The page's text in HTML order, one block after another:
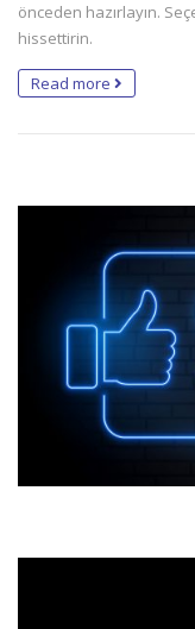
önceden hazırlayın.
hissettirin.
Read more